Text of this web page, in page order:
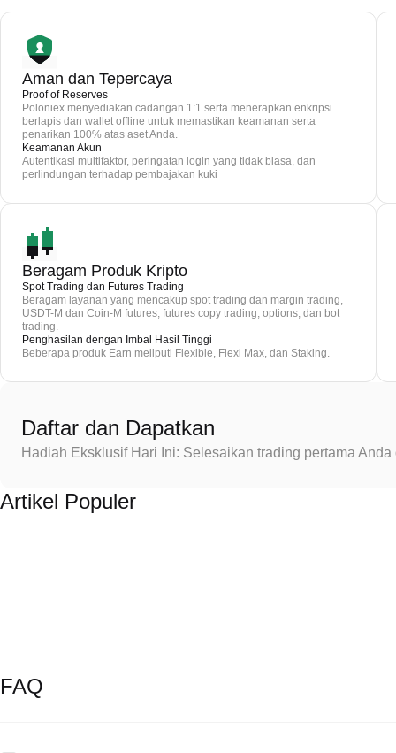
Aman dan Tepercaya
Proof of Reserves
Poloniex menyediakan cadangan 1:1 serta menerapkan enkripsi
berlapis dan wallet offline untuk memastikan keamanan serta
penarikan 100% atas aset Anda.
Keamanan Akun
Autentikasi multifaktor, peringatan login yang tidak biasa, dan
perlindungan terhadap pembajakan kuki
Beragam Produk Kripto
Spot Trading dan Futures Trading
Beragam layanan yang mencakup spot trading dan margin trading,
USDT-M dan Coin-M futures, futures copy trading, options, dan bot
trading.
Penghasilan dengan Imbal Hasil Tinggi
Beberapa produk Earn meliputi Flexible, Flexi Max, dan Staking.
Daftar dan Dapatkan
Hadiah Eksklusif Hari Ini: Selesaikan trading pertama
Artikel Populer
FAQ